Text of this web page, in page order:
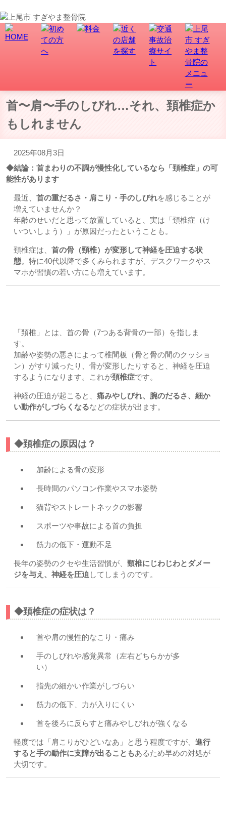
首〜肩〜手のしびれ…それ、頚椎症か
もしれません
2025年08月3日
◆結論：首まわりの不調が慢性化しているなら「頚椎症」の可
能性があります
最近、 首の重だるさ・肩こり・手のしびれを感じることが
増えていませんか？
年齢のせいだと思って放置していると、実は「頚椎症（け
いついしょう）」が原因だったということも。
頚椎症は、 首の骨（頸椎）が変形して神経を圧迫する状
態。特に40代以降で多くみられますが、デスクワークやス
マホが習慣の若い方にも増えています。
「頚椎」とは、首の骨（7つある背骨の一部）を指しま
す。
加齢や姿勢の悪さによって椎間板（骨と骨の間のクッショ
ン）がすり減ったり、骨が変形したりすると、神経を圧迫
するようになります。これが頚椎症です。
神経の圧迫が起こると、 痛みやしびれ、腕のだるさ、細か
い動作がしづらくなるなどの症状が出ます。
◆頚椎症の原因は？
加齢による骨の変形
長時間のパソコン作業やスマホ姿勢
猫背やストレートネックの影響
スポーツや事故による首の負担
筋力の低下・運動不足
長年の姿勢のクセや生活習慣が、 頸椎にじわじわとダメー
ジを与え、神経を圧迫 してしまうのです。
◆頚椎症の症状は？
首や肩の慢性的なこり・痛み
手のしびれや感覚異常（左右どちらかが多
い）
指先の細かい作業がしづらい
筋力の低下、力が入りにくい
首を後ろに反らすと痛みやしびれが強くなる
軽度では「肩こりがひどいなあ」と思う程度ですが、 進行
すると手の動作に支障が出ることもあるため早めの対処が
大切です。